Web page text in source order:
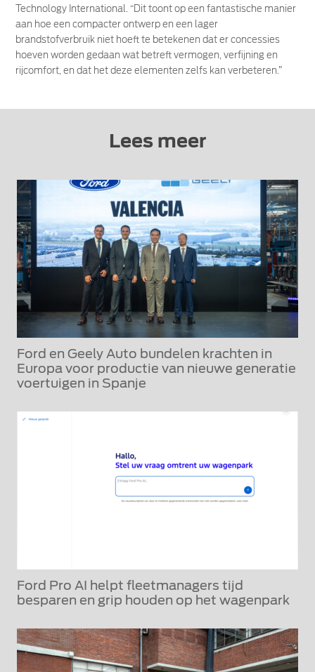
Technology International. “Dit toont op een fantastische manier
aan hoe een compacter ontwerp en een lager
brandstofverbruik niet hoeft te betekenen dat er concessies
hoeven worden gedaan wat betreft vermogen, verfijning en
rijcomfort, en dat het deze elementen zelfs kan verbeteren.”
Lees meer
Ford en Geely Auto bundelen krachten in
Europa voor productie van nieuwe generatie
voertuigen in Spanje
Ford Pro AI helpt fleetmanagers tijd
besparen en grip houden op het wagenpark